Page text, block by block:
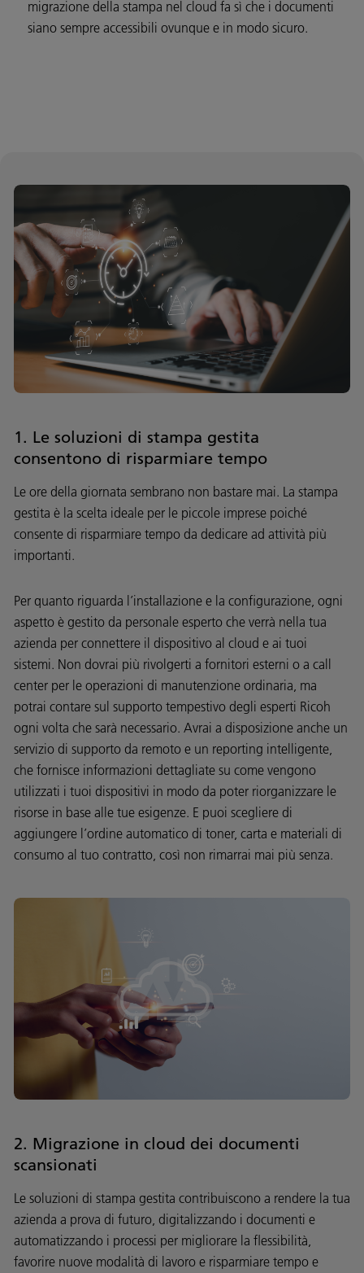
migrazione della stampa nel cloud fa sì che i documenti
siano sempre accessibili ovunque e in modo sicuro.
1. Le soluzioni di stampa gestita
consentono di risparmiare tempo
Le ore della giornata sembrano non bastare mai. La stampa
gestita è la scelta ideale per le piccole imprese poiché
consente di risparmiare tempo da dedicare ad attività più
importanti.
Per quanto riguarda l’installazione e la configurazione, ogni
aspetto è gestito da personale esperto che verrà nella tua
azienda per connettere il dispositivo al cloud e ai tuoi
sistemi. Non dovrai più rivolgerti a fornitori esterni o a call
center per le operazioni di manutenzione ordinaria, ma
potrai contare sul supporto tempestivo degli esperti Ricoh
ogni volta che sarà necessario. Avrai a disposizione anche un
servizio di supporto da remoto e un reporting intelligente,
che fornisce informazioni dettagliate su come vengono
utilizzati i tuoi dispositivi in modo da poter riorganizzare le
risorse in base alle tue esigenze. E puoi scegliere di
aggiungere l’ordine automatico di toner, carta e materiali di
consumo al tuo contratto, così non rimarrai mai più senza.
2. Migrazione in cloud dei documenti
scansionati
Le soluzioni di stampa gestita contribuiscono a rendere la tua
azienda a prova di futuro, digitalizzando i documenti e
automatizzando i processi per migliorare la flessibilità,
favorire nuove modalità di lavoro e risparmiare tempo e